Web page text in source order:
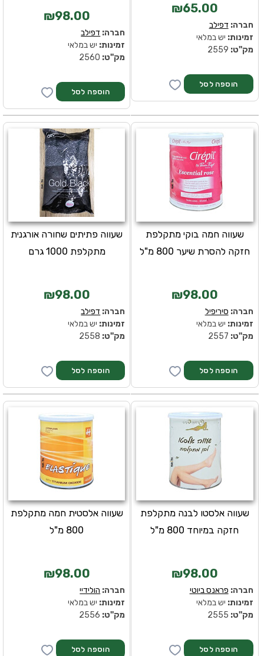
₪98.00
חברה: דפילב
זמינות: יש במלאי
מק''ט:
₪65.00
חברה:דפילב
זמינות: יש במלאי
מק''ט:
שעווה פתיתים שחורה אורגנית
מתקלפת 1000 גרם
₪98.00
חברה: דפילב
זמינות: יש במלאי
מק''ט:
שעווה חמה בוקי מתקלפת
חזקה להסרת שיער 800 מ"ל
₪98.00
חברה: סיריפיל
זמינות: יש במלאי
מק''ט:
שעווה אלסטית חמה מתקלפת
800 מ"ל
₪98.00
חברה: הולידיי
זמינות: יש במלאי
מק''ט:
שעווה אלסטו לבנה מתקלפת
חזקה במיוחד 800 מ"ל
₪98.00
חברה: פראנס ביוטי
זמינות: יש במלאי
מק''ט: